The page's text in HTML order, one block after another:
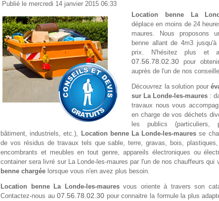
Publié le mercredi 14 janvier 2015 06:33
Location benne La
déplace en moins de 24
maures. Nous proposons
benne allant de 4m3
prix. N'hésitez plus et
07.56.78.02.30 pour
auprès de l'un de nos
Découvrez la solution pour
sur La Londe-les-maures :
travaux nous vous
en charge de vos déchets
les publics (particuliers,
bâtiment, industriels, etc.), Location benne La Londe-les-maures se
de vos résidus de travaux tels que sable, terre, gravas, bois,
encombrants et meubles en tout genre, appareils électroniques ou
container sera livré sur La Londe-les-maures par l'un de nos chauffeurs qui
benne chargée lorsque vous n'en avez plus besoin.
Location benne La Londe-les-mauresvous oriente à travers son
Contactez-nous au07.56.78.02.30 pour connaitre la formule la plus